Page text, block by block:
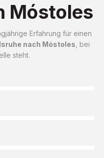
Móstoles
Erfahrung für einen
nach Móstoles , bei
steht.